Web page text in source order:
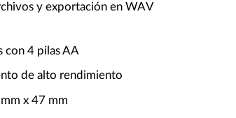
y exportación en WAV
con 4 pilas AA
de alto rendimiento
x 47 mm